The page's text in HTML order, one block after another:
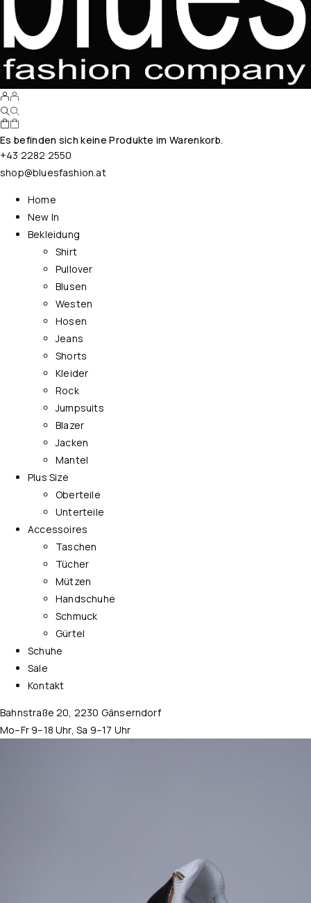
Es befinden sich keine Produkte im Warenkorb.
+43 2282 2550
shop@bluesfashion.at
Home
New In
Bekleidung
Shirt
Pullover
Blusen
Westen
Hosen
Jeans
Shorts
Kleider
Rock
Jumpsuits
Blazer
Jacken
Mantel
Plus Size
Oberteile
Unterteile
Accessoires
Taschen
Tücher
Mützen
Handschuhe
Schmuck
Gürtel
Schuhe
Sale
Kontakt
Bahnstraße 20, 2230 Gänserndorf
Mo–Fr 9–18 Uhr, Sa 9–17 Uhr